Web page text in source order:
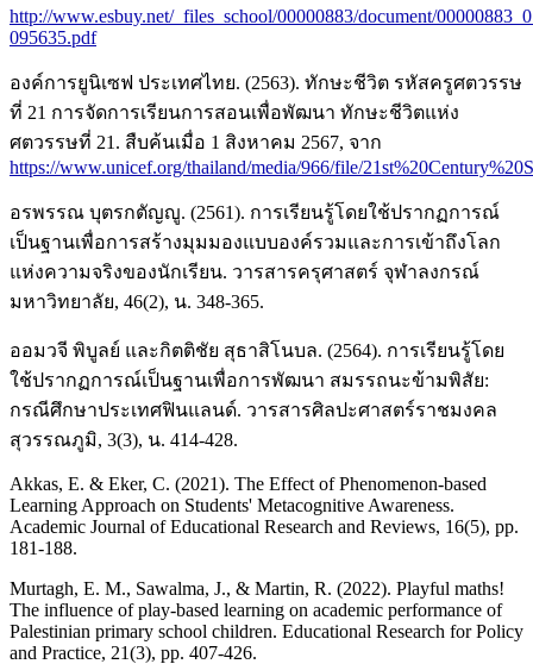
http://www.esbuy.net/_files_school/00000883/document/
095635.pdf
องค์การยูนิเซฟ ประเทศไทย. (2563). ทักษะชีวิต รหัสครูศตวรรษ
ที่ 21 การจัดการเรียนการสอนเพื่อพัฒนา ทักษะชีวิตแห่ง
ศตวรรษที่ 21. สืบค้นเมื่อ 1 สิงหาคม 2567, จาก
https://www.unicef.org/thailand/media/966/file/
อรพรรณ บุตรกตัญญู. (2561). การเรียนรู้โดยใช้ปรากฏการณ์
เป็นฐานเพื่อการสร้างมุมมองแบบองค์รวมและการเข้าถึงโลก
แห่งความจริงของนักเรียน. วารสารครุศาสตร์ จุฬาลงกรณ์
มหาวิทยาลัย, 46(2), น. 348-365.
ออมวจี พิบูลย์ และกิตติชัย สุธาสิโนบล. (2564). การเรียนรู้โดย
ใช้ปรากฏการณ์เป็นฐานเพื่อการพัฒนา สมรรถนะข้ามพิสัย:
กรณีศึกษาประเทศฟินแลนด์. วารสารศิลปะศาสตร์ราชมงคล
สุวรรณภูมิ, 3(3), น. 414-428.
Akkas, E. & Eker, C. (2021). The Effect of Phenomenon-based
Learning Approach on Students' Metacognitive Awareness.
Academic Journal of Educational Research and Reviews, 16(5), pp.
181-188.
Murtagh, E. M., Sawalma, J., & Martin, R. (2022). Playful maths!
The influence of play-based learning on academic performance of
Palestinian primary school children. Educational Research for Policy
and Practice, 21(3), pp. 407-426.